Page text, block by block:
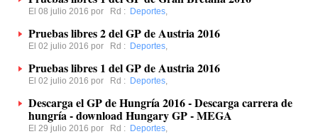
El 08 julio 2016 por Rd : Deportes,
Pruebas libres 2 del GP de Austria 2016
El 02 julio 2016 por Rd : Deportes,
Pruebas libres 1 del GP de Austria 2016
El 02 julio 2016 por Rd : Deportes,
Descarga el GP de Hungría 2016 - Descarga carrera de
hungría - download Hungary GP - MEGA
El 29 julio 2016 por Rd : Deportes,